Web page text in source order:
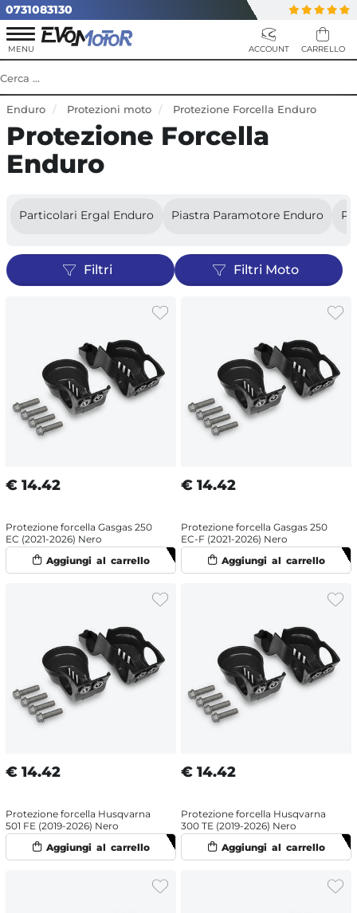
0731083130
Enduro Protezioni moto Protezione Forcella Enduro
Protezione Forcella
Enduro
Particolari Ergal Enduro Piastra Paramotore Enduro
Filtri Filtri Moto
€ 14.42
Protezione forcella Gasgas 250
EC (2021-2026) Nero
€ 14.42
Protezione forcella Gasgas 250
EC-F (2021-2026) Nero
€ 14.42
Protezione forcella Husqvarna
501 FE (2019-2026) Nero
€ 14.42
Protezione forcella Husqvarna
300 TE (2019-2026) Nero